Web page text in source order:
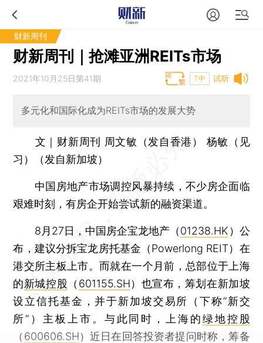
财新周刊
财新周刊｜抢滩亚洲REITs市场
试听
2021年10月25日第41期 T中
多元化和国际化成为REITs市场的发展大势
文｜财新周刊 周文敏（发自香港） 杨敏（见
习）（发自新加坡）
中国房地产市场调控风暴持续，不少房企面临
艰难时刻，有房企开始尝试新的融资渠道。
8月27日，中国房企宝龙地产（01238.HK ）公
布，建议分拆宝龙房托基金（Powerlong REIT）在
港交所主板上市。而就在一个月前，总部位于上海
的新城控股 （ 601155.SH）也宣布，筹划在新加坡
设立信托基金，并于新加坡交易所（下称“新交
所”）主板上市。与此同时，上海的绿地控股
（ 600606.SH）近日在回答投资者提问时称，筹备